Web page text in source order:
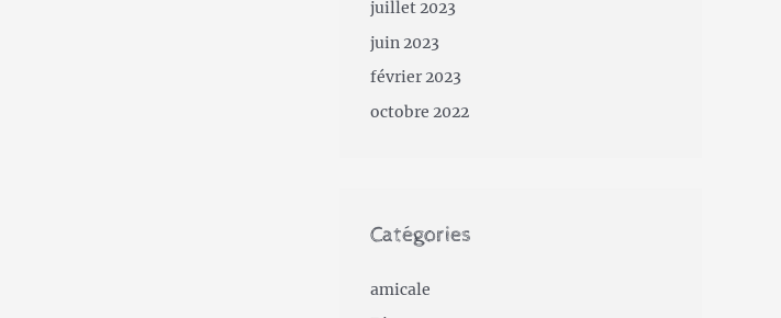
juillet 2023
juin 2023
février 2023
octobre 2022
Catégories
amicale